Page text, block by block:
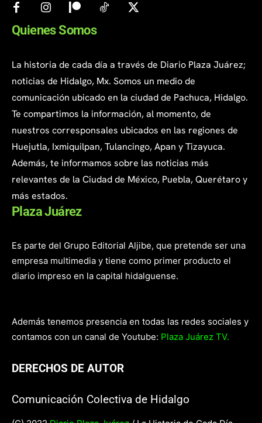
Quienes Somos
La historia de cada día a través de Diario Plaza Juárez;
noticias de Hidalgo, Mx. Somos un medio de
comunicación ubicado en la ciudad de Pachuca, Hidalgo.
Te compartimos la información, al momento, de
nuestros corresponsales ubicados en las regiones de
Huejutla, Ixmiquilpan, Tulancingo, Apan y Tizayuca.
Además, te informamos sobre las noticias más
relevantes de la Ciudad de México, Puebla, Querétaro y
más estados.
Plaza Juárez
Es parte del Grupo Editorial Aljibe, que pretende ser una
empresa multimedia y tiene como primer producto el
diario impreso en la capital hidalguense.
Además tenemos presencia en todas las redes sociales y
contamos con un canal de Youtube: Plaza Juárez TV.
DERECHOS DE AUTOR
Comunicación Colectiva de Hidalgo